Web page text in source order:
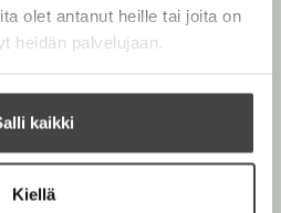
olet antanut heille tai joita on
heidän palvelujaan.
kaikki
Kiellä
a